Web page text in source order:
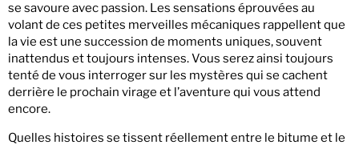
se savoure avec passion. Les sensations éprouvées au
volant de ces petites merveilles mécaniques rappellent que
la vie est une succession de moments uniques, souvent
inattendus et toujours intenses. Vous serez ainsi toujours
tenté de vous interroger sur les mystères qui se cachent
derrière le prochain virage et l’aventure qui vous attend
encore.
Quelles histoires se tissent réellement entre le bitume et le